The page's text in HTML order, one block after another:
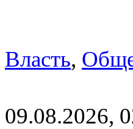
Власть,
09.08.2026,